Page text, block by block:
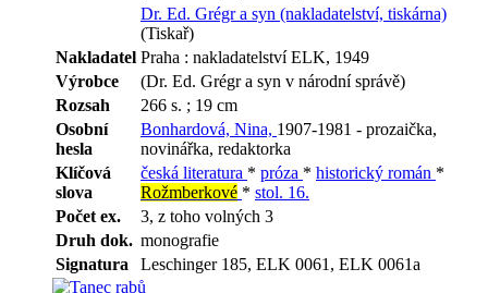
Dr. Ed. Grégr a syn (nakladatelství, tiskárna)
(Tiskař)
Nakladatel Praha : nakladatelství ELK, 1949
Výrobce
(Dr. Ed. Grégr a syn v národní správě)
Rozsah
266 s. ; 19 cm
Osobní
hesla
Bonhardová, Nina, 1907-1981 - prozaička,
novinářka, redaktorka
Klíčová
slova
česká literatura * próza * historický román *
Rožmberkové * stol. 16.
Počet ex.
3, z toho volných 3
Druh dok. monografie
Signatura
Leschinger 185, ELK 0061, ELK 0061a